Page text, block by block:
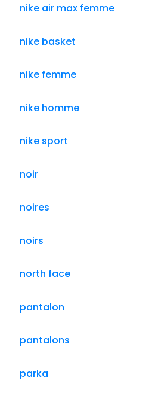
nike air max femme
nike basket
nike femme
nike homme
nike sport
noir
noires
noirs
north face
pantalon
pantalons
parka